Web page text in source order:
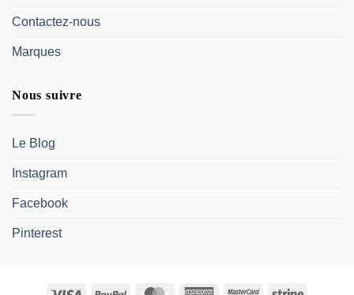
Contactez-nous
Marques
Nous suivre
Le Blog
Instagram
Facebook
Pinterest